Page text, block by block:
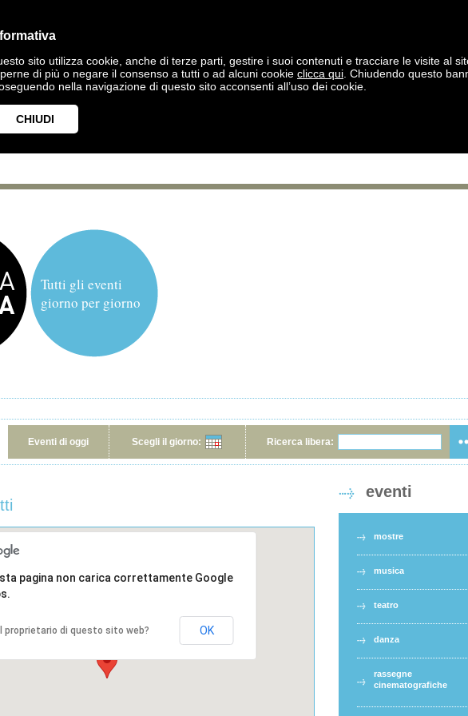
sito utilizza cookie, anche di terze parti, gestire i suoi contenuti e tracciare le visite al
di più o negare il consenso a tutti o ad alcuni cookie clicca qui . Chiudendo questo
nella navigazione di questo sito acconsenti all’uso dei cookie.
CHIUDI
Tutti gli eventi
giorno per giorno
Eventi di oggi Scegli il giorno: Ricerca libera:
pagina non carica correttamente Google
proprietario di questo sito web? OK
eventi
mostre
musica
teatro
danza
rassegne
cinematografiche